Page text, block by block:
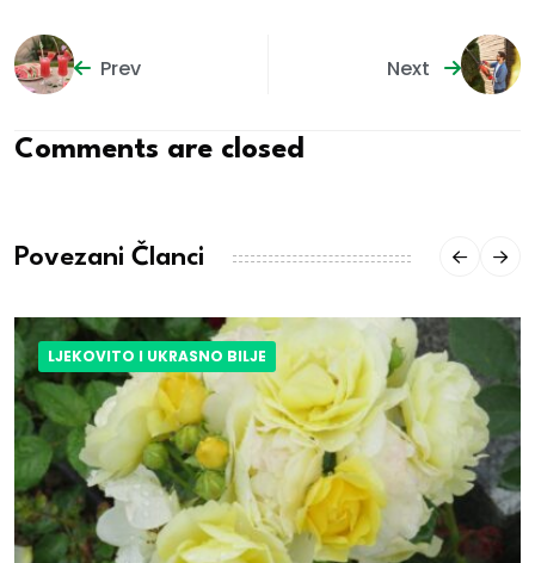
Prev Next
Comments are closed
Povezani Članci
LJEKOVITO I UKRASNO BILJE